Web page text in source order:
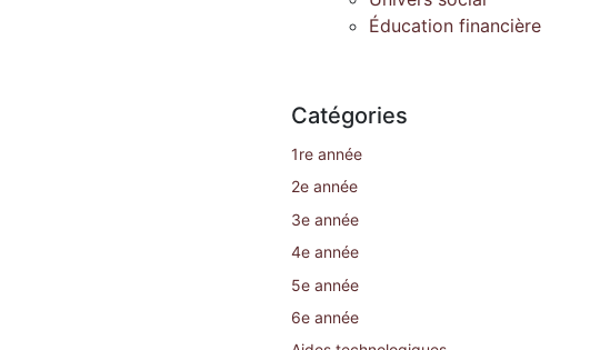
Éducation financière
Catégories
1re année
2e année
3e année
4e année
5e année
6e année